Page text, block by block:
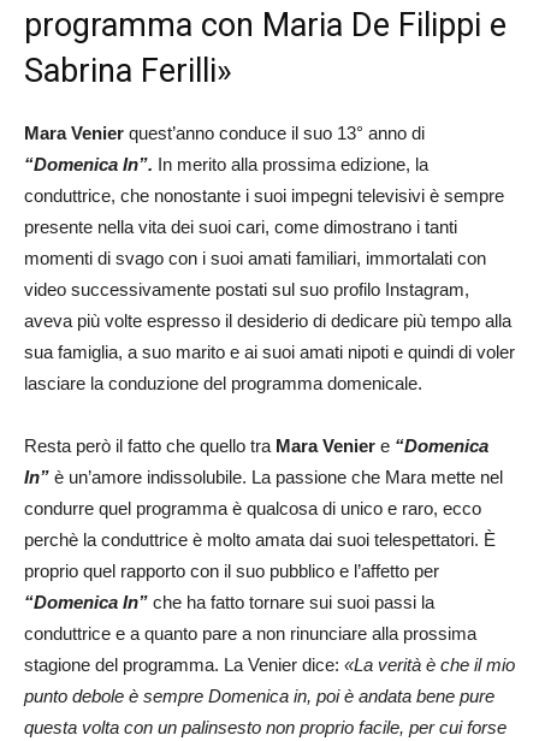
programma con Maria De Filippi e
Sabrina Ferilli»
Mara Venier quest’anno conduce il suo 13° anno di
“Domenica In”. In merito alla prossima edizione, la
conduttrice, che nonostante i suoi impegni televisivi è sempre
presente nella vita dei suoi cari, come dimostrano i tanti
momenti di svago con i suoi amati familiari, immortalati con
video successivamente postati sul suo profilo Instagram,
aveva più volte espresso il desiderio di dedicare più tempo alla
sua famiglia, a suo marito e ai suoi amati nipoti e quindi di voler
lasciare la conduzione del programma domenicale.
Resta però il fatto che quello tra Mara Venier e “Domenica
In” è un’amore indissolubile. La passione che Mara mette nel
condurre quel programma è qualcosa di unico e raro, ecco
perchè la conduttrice è molto amata dai suoi telespettatori. È
proprio quel rapporto con il suo pubblico e l’affetto per
“Domenica In” che ha fatto tornare sui suoi passi la
conduttrice e a quanto pare a non rinunciare alla prossima
stagione del programma. La Venier dice: «La verità è che il mio
punto debole è sempre Domenica in, poi è andata bene pure
questa volta con un palinsesto non proprio facile, per cui forse